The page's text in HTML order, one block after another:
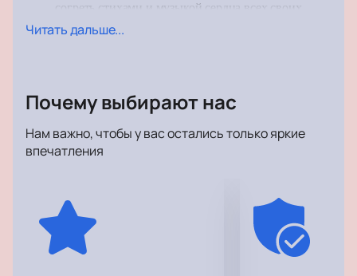
согреть стихами и музыкой сердца всех своих
слушателей. Он, как никто другой, умеет говорить со
В этот вечер публика услышит обновленную программу
музыкальных критиков получилась очень честная и
Сосо Павлиашвили не только одаренный певец с
уникальным бархатистым тембром. Он пишет музыку к
Читать дальше...
Почему выбирают нас
Нам важно, чтобы у вас остались только яркие
впечатления